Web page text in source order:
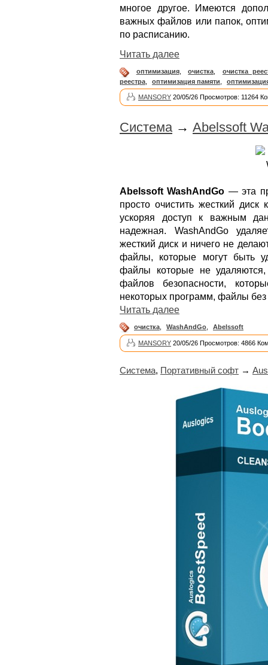
многое другое. Имеются
важных файлов или папок,
по расписанию.
Читать далее
оптимизация, очистка
очистка
реестра
оптимизация памяти
MANSORY 20/05/26 Просмотров: 11264
Система → Abelssoft
Abelssoft WashAndGo — эта
просто очистить жесткий
ускоряя доступ к важным
надежная. WashAndGo
жесткий диск и ничего не
файлы, которые могут быть
файлы которые не
файлов безопасности,
некоторых программ, файлы
Читать далее
очистка WashAndGo Abelssoft
MANSORY 20/05/26 Просмотров: 4866
Система, Портативный софт →